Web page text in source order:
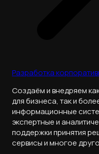
Разработка
Cоздаём и внедряем
для бизнеса, так и
информационные
экспертные и
поддержки принятия
сервисы и многое